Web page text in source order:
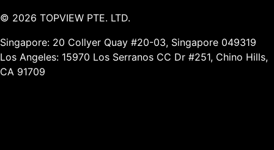
© 2026 TOPVIEW PTE. LTD.
Singapore: 20 Collyer Quay #20-03, Singapore 049319
Los Angeles: 15970 Los Serranos CC Dr #251, Chino Hills,
CA 91709